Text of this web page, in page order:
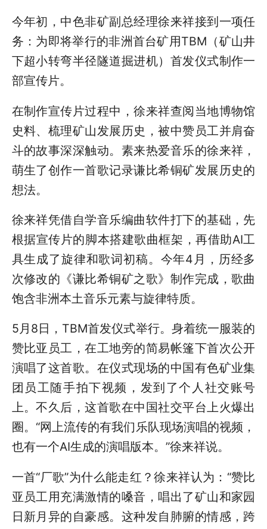
今年初，中色非矿副总经理徐来祥接到一项任
务：为即将举行的非洲首台矿用TBM（矿山井
下超小转弯半径隧道掘进机）首发仪式制作一
部宣传片。
在制作宣传片过程中，徐来祥查阅当地博物馆
史料、梳理矿山发展历史，被中赞员工并肩奋
斗的故事深深触动。素来热爱音乐的徐来祥，
萌生了创作一首歌记录谦比希铜矿发展历史的
想法。
徐来祥凭借自学音乐编曲软件打下的基础，先
根据宣传片的脚本搭建歌曲框架，再借助AI工
具生成了旋律和歌词初稿。今年4月，历经多
次修改的《谦比希铜矿之歌》制作完成，歌曲
饱含非洲本土音乐元素与旋律特质。
5月8日，TBM首发仪式举行。身着统一服装的
赞比亚员工，在工地旁的简易帐篷下首次公开
演唱了这首歌。在仪式现场的中国有色矿业集
团员工随手拍下视频，发到了个人社交账号
上。不久后，这首歌在中国社交平台上火爆出
圈。“网上流传的有我们乐队现场演唱的视频，
也有一个AI生成的演唱版本。”徐来祥说。
一首“厂歌”为什么能走红？徐来祥认为：“赞比
亚员工用充满激情的嗓音，唱出了矿山和家园
日新月异的自豪感。这种发自肺腑的情感，跨